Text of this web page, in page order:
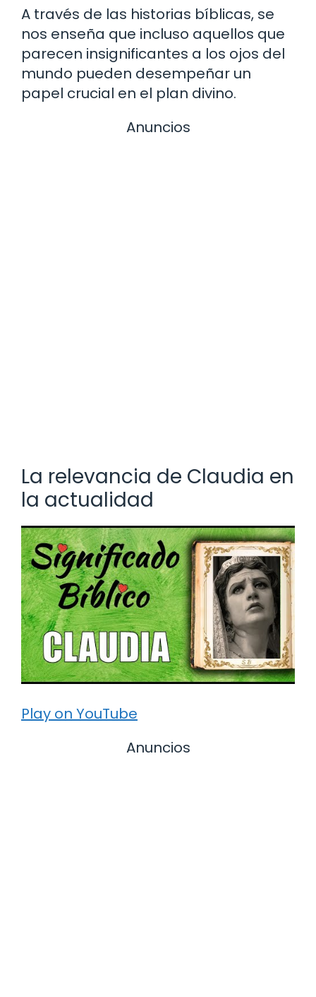
A través de las historias bíblicas, se
nos enseña que incluso aquellos que
parecen insignificantes a los ojos del
mundo pueden desempeñar un
papel crucial en el plan divino.
Anuncios
La relevancia de Claudia en
la actualidad
Play on YouTube
Anuncios